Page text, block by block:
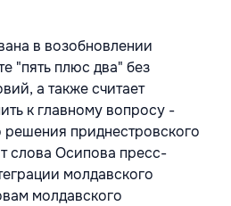
в возобновлении
"пять плюс два" без
а также считает
к главному вопросу -
решения приднестровского
слова Осипова пресс-
молдавского
молдавского